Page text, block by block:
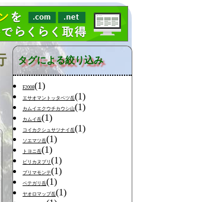
タグによる絞り込み
F2008(1)
エサオマントッタベツ岳(1)
カムイエクウチカウシ山(1)
カムイ岳(1)
コイカクシュサツナイ岳(1)
ソエマツ岳(1)
トヨニ岳(1)
ピリカヌプリ (1)
プリマモンテ(1)
ペテガリ岳(1)
ヤオロマップ岳(1)